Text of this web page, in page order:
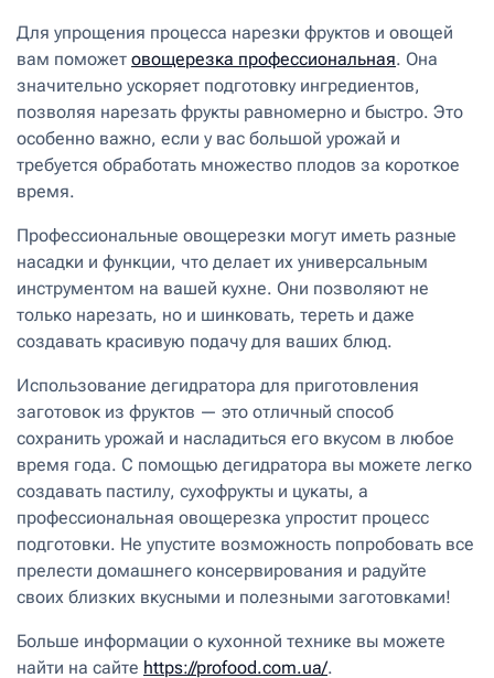
Для упрощения процесса нарезки фруктов и овощей
вам поможет овощерезка профессиональная. Она
значительно ускоряет подготовку ингредиентов,
позволяя нарезать фрукты равномерно и быстро. Это
особенно важно, если у вас большой урожай и
требуется обработать множество плодов за короткое
время.
Профессиональные овощерезки могут иметь разные
насадки и функции, что делает их универсальным
инструментом на вашей кухне. Они позволяют не
только нарезать, но и шинковать, тереть и даже
создавать красивую подачу для ваших блюд.
Использование дегидратора для приготовления
заготовок из фруктов — это отличный способ
сохранить урожай и насладиться его вкусом в любое
время года. С помощью дегидратора вы можете легко
создавать пастилу, сухофрукты и цукаты, а
профессиональная овощерезка упростит процесс
подготовки. Не упустите возможность попробовать все
прелести домашнего консервирования и радуйте
своих близких вкусными и полезными заготовками!
Больше информации о кухонной технике вы можете
найти на сайте https://profood.com.ua/.